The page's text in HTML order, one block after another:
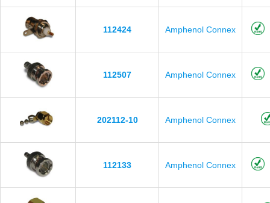
112424 Amphenol Connex
112507 Amphenol Connex
202112-10 Amphenol Connex
112133 Amphenol Connex